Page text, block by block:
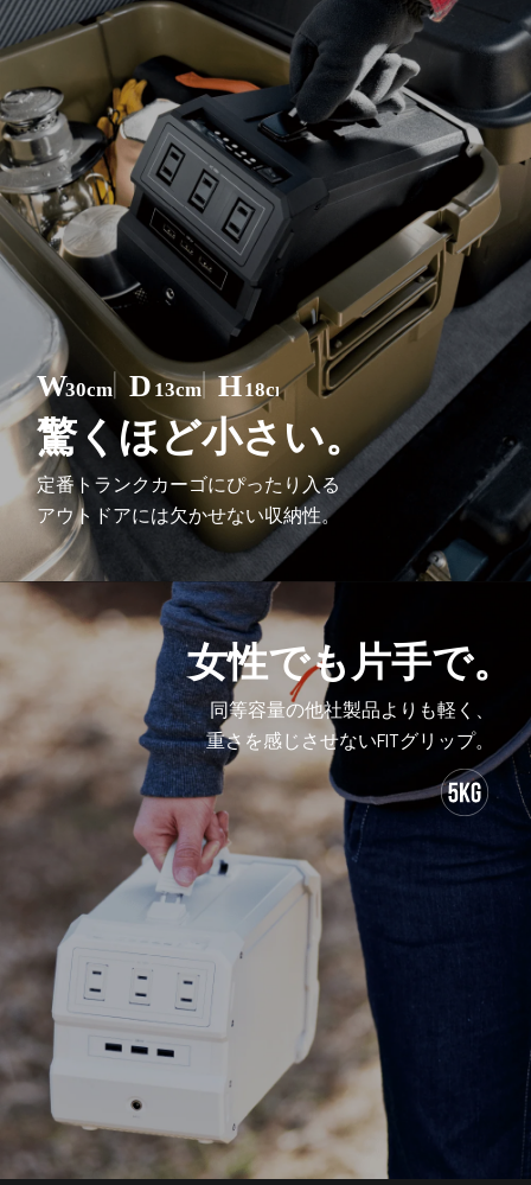
W D H
30cm 13cm 18cm
驚くほど小さい。
定番トランクカーゴにぴったり入る
アウトドアには欠かせない収納性。
女性でも片手で。
同等容量の他社製品よりも軽く、
重さを感じさせないFITグリップ。